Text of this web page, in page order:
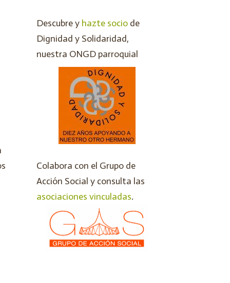
Descubre y hazte socio de
Dignidad y Solidaridad,
nuestra ONGD parroquial
Colabora con el Grupo de
Acción Social y consulta las
asociaciones vinculadas.